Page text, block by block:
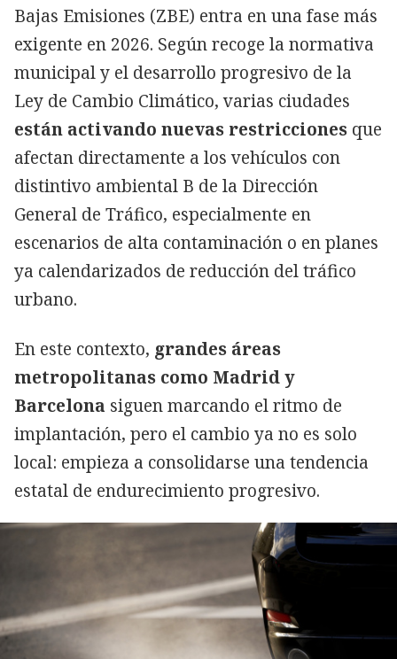
Bajas Emisiones (ZBE) entra en una fase más
exigente en 2026. Según recoge la normativa
municipal y el desarrollo progresivo de la
Ley de Cambio Climático, varias ciudades
están activando nuevas restricciones que
afectan directamente a los vehículos con
distintivo ambiental B de la Dirección
General de Tráfico, especialmente en
escenarios de alta contaminación o en planes
ya calendarizados de reducción del tráfico
urbano.
En este contexto, grandes áreas
metropolitanas como Madrid y
Barcelona siguen marcando el ritmo de
implantación, pero el cambio ya no es solo
local: empieza a consolidarse una tendencia
estatal de endurecimiento progresivo.